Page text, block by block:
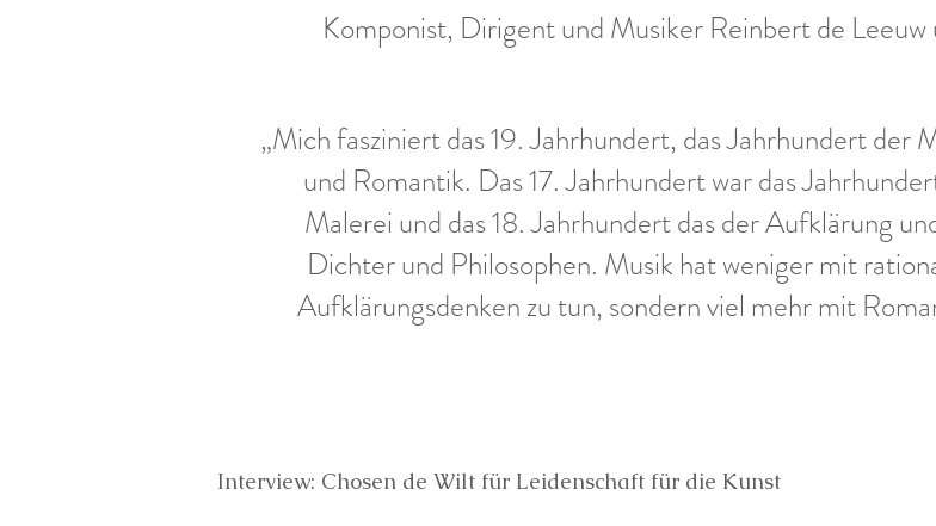
Komponist, Dirigent und Musiker Reinbert de
„Mich fasziniert das 19. Jahrhundert, das Jahrhundert der
und Romantik. Das 17. Jahrhundert war das
Malerei und das 18. Jahrhundert das der Aufklärung
Dichter und Philosophen. Musik hat weniger mit
Aufklärungsdenken zu tun, sondern viel mehr mit
Interview: Chosen de Wilt für Leidenschaft für die Kunst